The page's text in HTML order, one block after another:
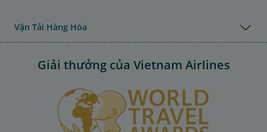
Vận Tải Hàng Hóa
Giải thưởng của Vietnam Airlines